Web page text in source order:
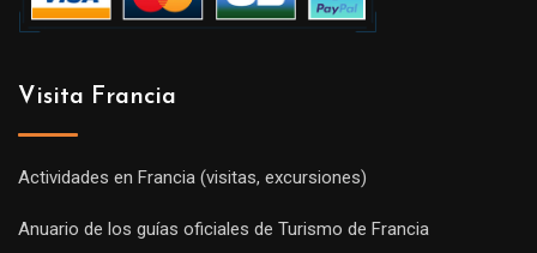
Visita Francia
Actividades en Francia (visitas, excursiones)
Anuario de los guías oficiales de Turismo de Francia